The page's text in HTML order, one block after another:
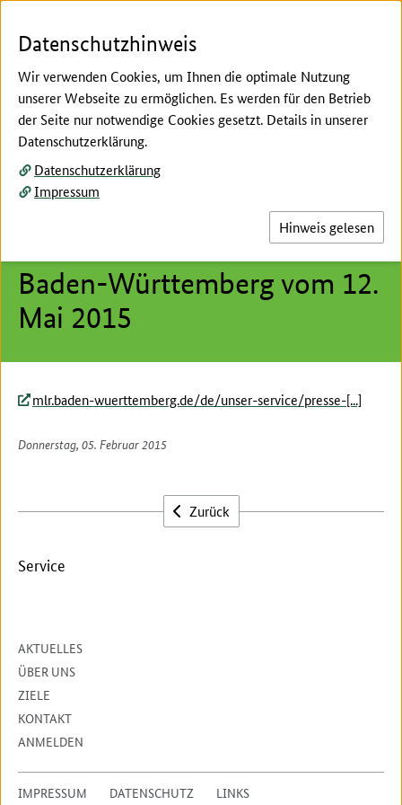
Menü
Hier beginnt der Hauptinhalt dieser Seite
Pressemitteilung des
Ministeriums für Ländlichen
Raum und Verbraucherschutz
Baden-Württemberg vom 12.
Mai 2015
mlr.baden-wuerttemberg.de/de/unser-service/presse-[...]
Donnerstag, 05. Februar 2015
Zurück
Service
AKTUELLES
ÜBER UNS
ZIELE
KONTAKT
ANMELDEN
IMPRESSUM DATENSCHUTZ LINKS
Datenschutzhinweis
Wir verwenden Cookies, um Ihnen die optimale Nutzung
unserer Webseite zu ermöglichen. Es werden für den Betrieb
der Seite nur notwendige Cookies gesetzt. Details in unserer
Datenschutzerklärung.
Datenschutzerklärung
Impressum
Hinweis gelesen